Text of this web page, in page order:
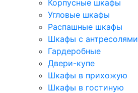
Корпусные шкафы
Угловые шкафы
Распашные шкафы
Шкафы с антресолями
Гардеробные
Двери-купе
Шкафы в прихожую
Шкафы в гостиную